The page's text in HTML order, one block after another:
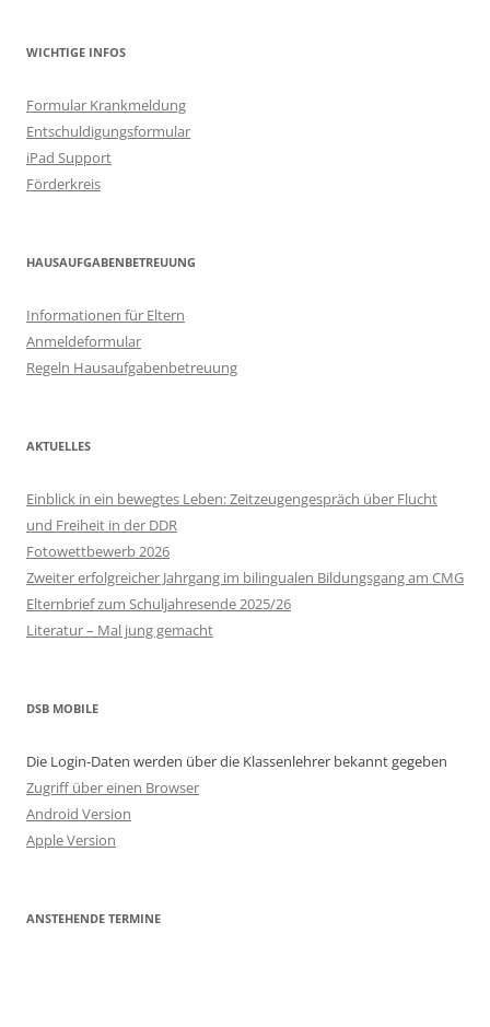
WICHTIGE INFOS
Formular Krankmeldung
Entschuldigungsformular
iPad Support
Förderkreis
HAUSAUFGABENBETREUUNG
Informationen für Eltern
Anmeldeformular
Regeln Hausaufgabenbetreuung
AKTUELLES
Einblick in ein bewegtes Leben: Zeitzeugengespräch über Flucht
und Freiheit in der DDR
Fotowettbewerb 2026
Zweiter erfolgreicher Jahrgang im bilingualen Bildungsgang am CMG
Elternbrief zum Schuljahresende 2025/26
Literatur – Mal jung gemacht
DSB MOBILE
Die Login-Daten werden über die Klassenlehrer bekannt gegeben
Zugriff über einen Browser
Android Version
Apple Version
ANSTEHENDE TERMINE